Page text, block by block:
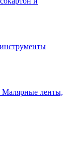
Малярные ленты,